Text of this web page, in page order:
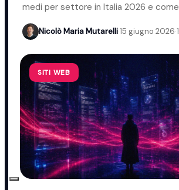
medi per settore in Italia 2026 e
Nicolò Maria Mutarelli·15 giugno 2026·
SITI WEB